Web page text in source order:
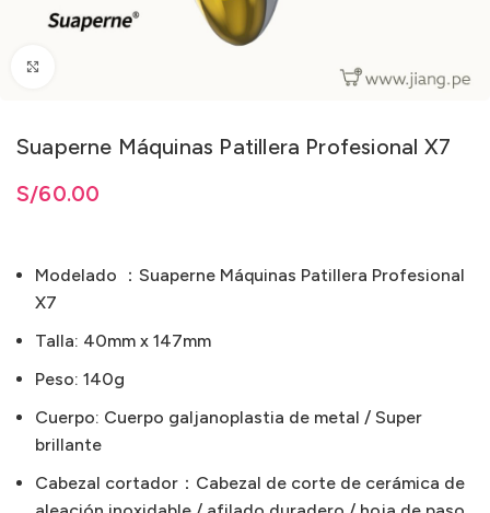
Suaperne Máquinas Patillera Profesional X7
S/60.00
S/60.00
Modelado ：Suaperne Máquinas Patillera Profesional
X7
Talla: 40mm x 147mm
Peso: 140g
Cuerpo: Cuerpo galjanoplastia de metal / Super
brillante
Cabezal cortador：Cabezal de corte de cerámica de